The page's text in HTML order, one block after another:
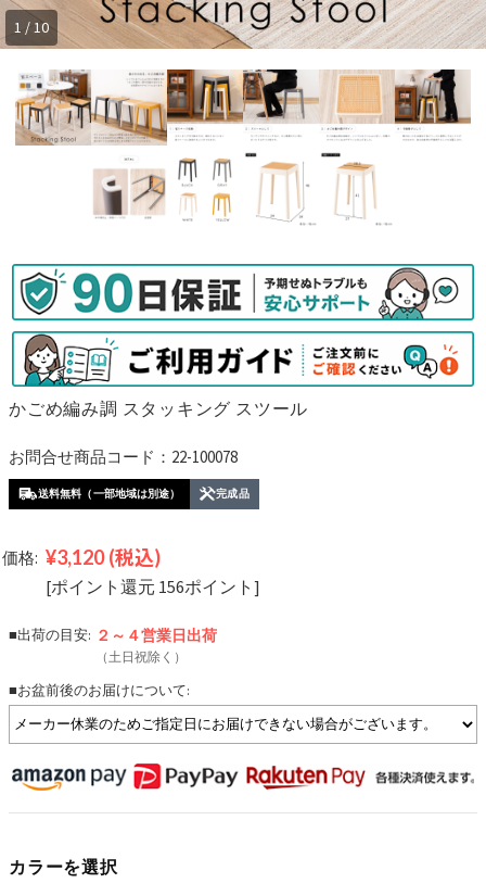
1 / 10
かごめ編み調 スタッキング スツール
お問合せ商品コード：22-100078
送料無料（一部地域は別途） 完成品
価格: ¥3,120 (税込)
[ポイント還元 156ポイント]
■出荷の目安: ２～４営業日出荷
（土日祝除く）
■お盆前後のお届けについて:
カラーを選択